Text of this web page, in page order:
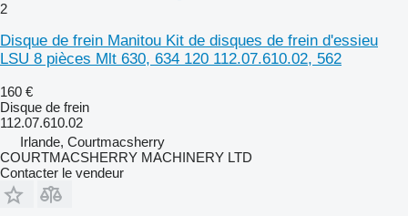
2
Disque de frein Manitou Kit de disques de frein d'essieu
LSU 8 pièces Mlt 630, 634 120 112.07.610.02, 562
160 €
Disque de frein
112.07.610.02
Irlande, Courtmacsherry
COURTMACSHERRY MACHINERY LTD
Contacter le vendeur